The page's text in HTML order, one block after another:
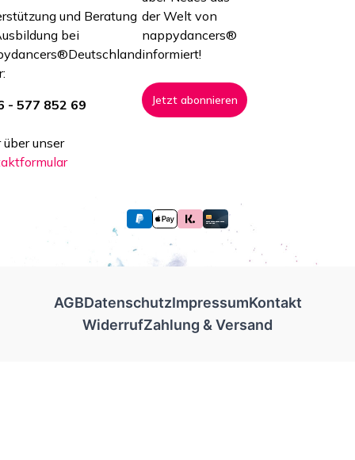
und Beratung
bei
- 577 852 69
über unser
der Welt von
nappydancers®
informiert!
Jetzt abonnieren
AGBDatenschutzImpressumKontakt
WiderrufZahlung & Versand